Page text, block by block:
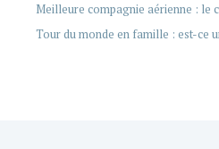
Meilleure compagnie aérienne : le
Tour du monde en famille : est-ce